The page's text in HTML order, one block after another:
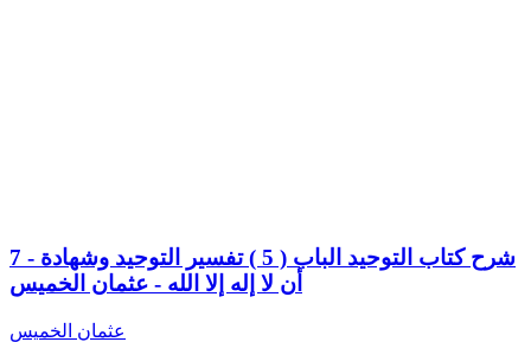
7 - شرح كتاب التوحيد الباب ( 5 ) تفسير التوحيد وشهادة
أن لا إله إلا الله - عثمان الخميس
عثمان الخميس